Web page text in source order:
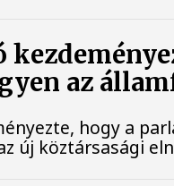
az
hogy a
új köztársasági